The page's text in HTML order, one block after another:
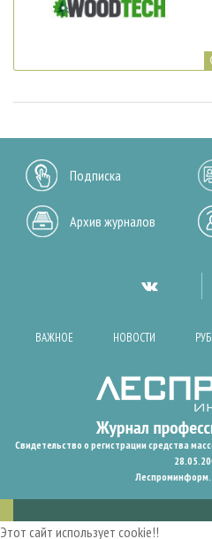
Подписка
Архив журналов
ВАЖНОЕ НОВОСТИ
Свидетельство о регистрации средства
Леспроминформ.
Этот сайт использует cookie!!